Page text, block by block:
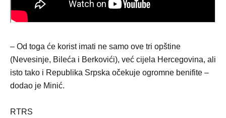
– Od toga će korist imati ne samo ove tri opštine
(Nevesinje, Bileća i Berkovići), već cijela Hercegovina, ali
isto tako i Republika Srpska očekuje ogromne benifite –
dodao je Minić.
RTRS